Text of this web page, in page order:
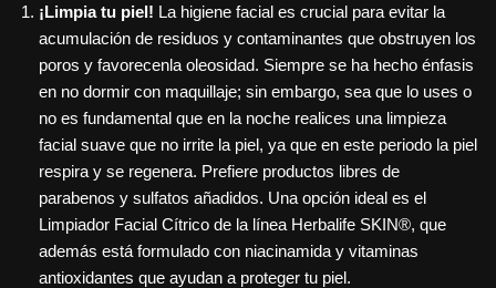
¡Limpia tu piel! La higiene facial es crucial para evitar la
acumulación de residuos y contaminantes que obstruyen los
poros y favorecenla oleosidad. Siempre se ha hecho énfasis
en no dormir con maquillaje; sin embargo, sea que lo uses o
no es fundamental que en la noche realices una limpieza
facial suave que no irrite la piel, ya que en este periodo la piel
respira y se regenera. Prefiere productos libres de
parabenos y sulfatos añadidos. Una opción ideal es el
Limpiador Facial Cítrico de la línea Herbalife SKIN®, que
además está formulado con niacinamida y vitaminas
antioxidantes que ayudan a proteger tu piel.